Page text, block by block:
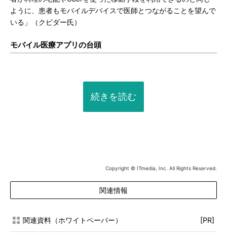
ように、患者もモバイルデバイスで医師とつながることを望んで
いる」（クビダー氏）
モバイル医療アプリの台頭
続きを読む
Copyright © ITmedia, Inc. All Rights Reserved.
関連情報
関連資料（ホワイトペーパー） [PR]